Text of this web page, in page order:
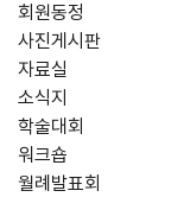
회원동정
사진게시판
자료실
소식지
학술대회
워크숍
월례발표회